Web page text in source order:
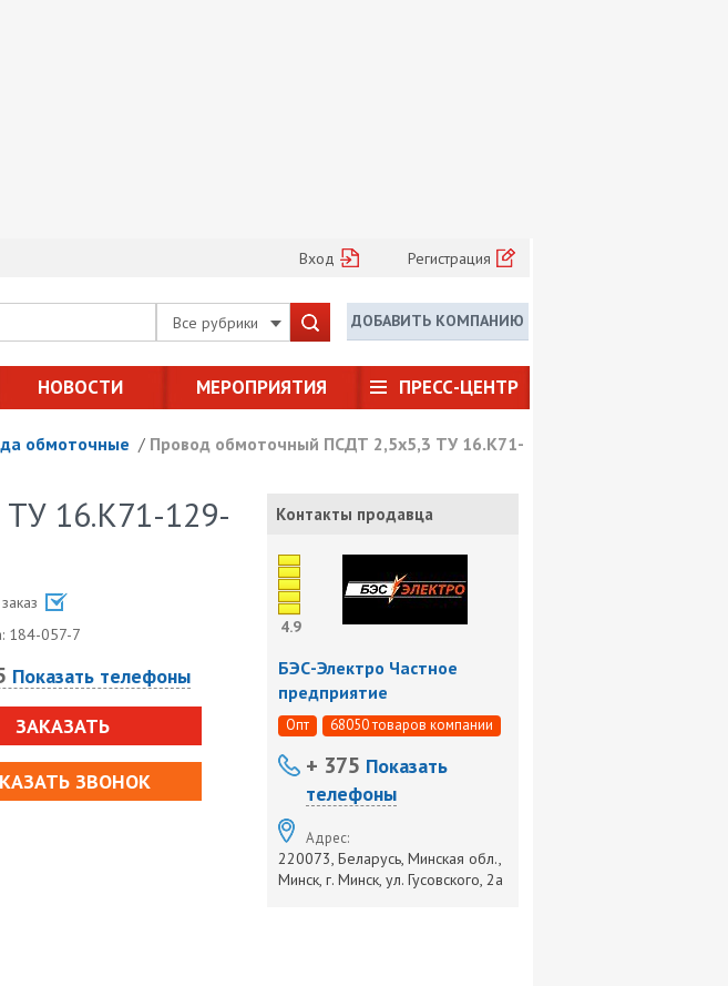
Вход Регистрация
Все рубрики ДОБАВИТЬ КОМПАНИЮ
НОВОСТИ МЕРОПРИЯТИЯ ПРЕСС-ЦЕНТР
обмоточные / Провод обмоточный ПСДТ 2,5х5,3 ТУ 16.К71-
16.К71-129-
184-057-7
Показать телефоны
ЗАКАЗАТЬ
ЗВОНОК
Контакты продавца
4.9
БЭС-Электро Частное
предприятие
Опт 68050 товаров компании
+ 375 Показать
телефоны
Адрес:
220073, Беларусь, Минская обл.,
Минск, г. Минск, ул. Гусовского, 2а